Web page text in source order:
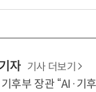
보
자 기사 더보기
장관 “AI·기후위기, 대한민국이